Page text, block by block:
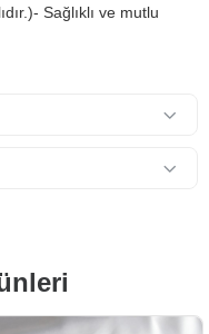
Sağlıklı ve mutlu